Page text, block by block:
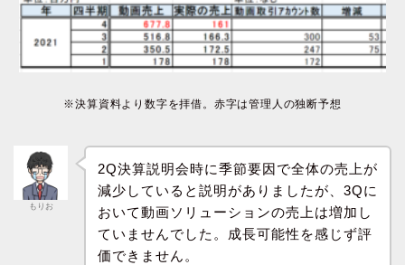
※決算資料より数字を拝借。赤字は管理人の独断予想
もりお
2Q決算説明会時に季節要因で全体の売上が
減少していると説明がありましたが、3Qに
おいて動画ソリューションの売上は増加し
ていませんでした。成長可能性を感じず評
価できません。